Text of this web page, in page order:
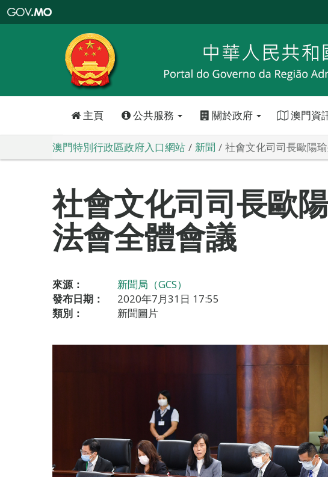
特
政
區
政
口
主頁 公共服務 關於政府 澳門資
澳門特別行政區政府入口網站 新聞 社會文化司司長歐陽
社會文化司司長歐
法會全體會議
來源：
新聞局（GCS）
發布日期：
2020年7月31日 17:55
類別：
新聞圖片